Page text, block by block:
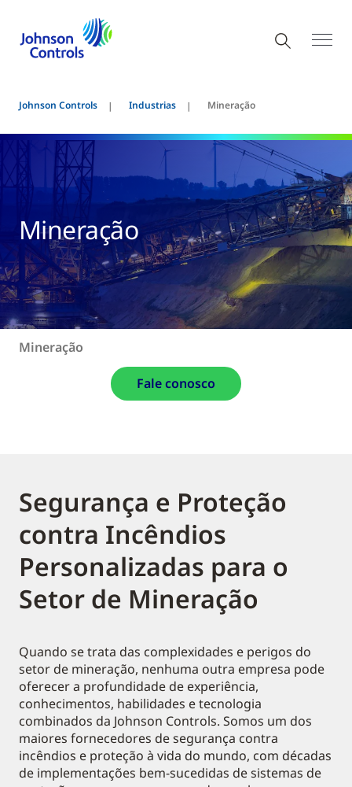
Johnson Controls Industrias Mineração
Mineração
Mineração
Fale conosco
Segurança e Proteção
contra Incêndios
Personalizadas para o
Setor de Mineração
Quando se trata das complexidades e perigos do
setor de mineração, nenhuma outra empresa pode
oferecer a profundidade de experiência,
conhecimentos, habilidades e tecnologia
combinados da Johnson Controls. Somos um dos
maiores fornecedores de segurança contra
incêndios e proteção à vida do mundo, com décadas
de implementações bem-sucedidas de sistemas de